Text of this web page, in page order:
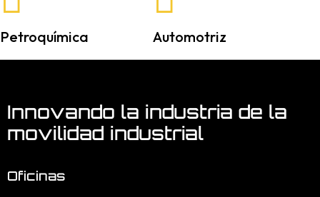
Petroquímica Automotriz
Innovando la industria de la
movilidad industrial
Oficinas